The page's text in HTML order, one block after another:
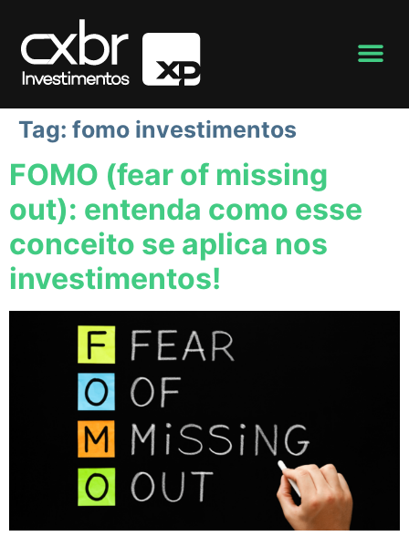
Tag: fomo investimentos
FOMO (fear of missing
out): entenda como esse
conceito se aplica nos
investimentos!